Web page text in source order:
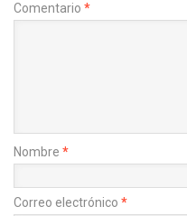
Comentario *
Nombre *
Correo electrónico *